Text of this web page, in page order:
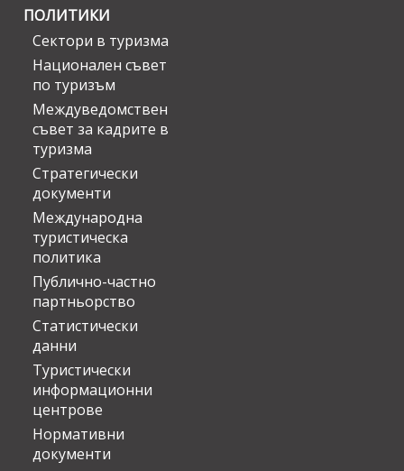
ПОЛИТИКИ
Сектори в туризма
Национален съвет
по туризъм
Междуведомствен
съвет за кадрите в
туризма
Стратегически
документи
Международна
туристическа
политика
Публично-частно
партньорство
Статистически
данни
Туристически
информационни
центрове
Нормативни
документи